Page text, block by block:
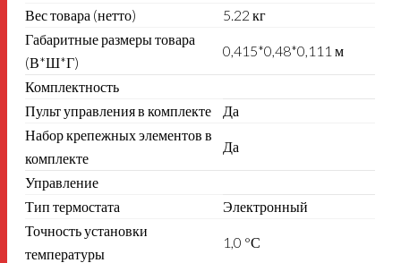
Вес товара (нетто)
5.22 кг
Габаритные размеры товара
(В*Ш*Г)
0,415*0,48*0,111 м
Комплектность
Пульт управления в комплекте
Да
Набор крепежных элементов в
комплекте
Да
Управление
Тип термостата
Электронный
Точность установки
температуры
1,0 °С